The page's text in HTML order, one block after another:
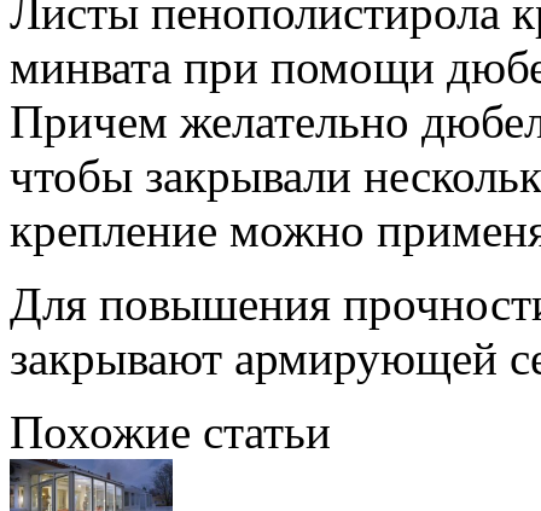
Листы пенополистирола
минвата при помощи
Причем желательно
чтобы закрывали
крепление можно
Для повышения
закрывают армирующей
Похожие статьи